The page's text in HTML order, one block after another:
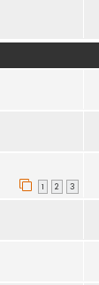
1 2 3